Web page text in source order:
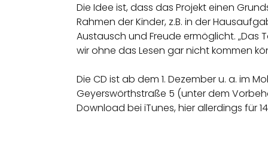
Die Idee ist, dass das Projekt einen
Rahmen der Kinder, z.B. in der
Austausch und Freude ermöglicht. „Das
wir ohne das Lesen gar nicht kommen
Die CD ist ab dem 1. Dezember u. a. im
Geyerswörthstraße 5 (unter dem
Download bei iTunes, hier allerdings für